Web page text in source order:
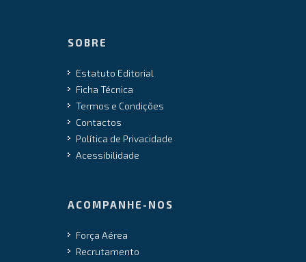
SOBRE
Estatuto Editorial
Ficha Técnica
Termos e Condições
Contactos
Política de Privacidade
Acessibilidade
ACOMPANHE-NOS
Força Aérea
Recrutamento